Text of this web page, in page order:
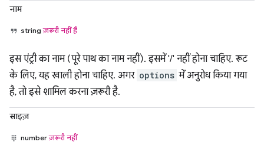
नाम
stringज़रूरी नहीं है
इस एंट्री का नाम (पूरे पाथ का नाम नहीं). इसमें '/' नहीं होना चाहिए. रूट
के लिए, यह खाली होना चाहिए. अगर options में अनुरोध किया गया
है, तो इसे शामिल करना ज़रूरी है.
साइज़
numberज़रूरी नहीं